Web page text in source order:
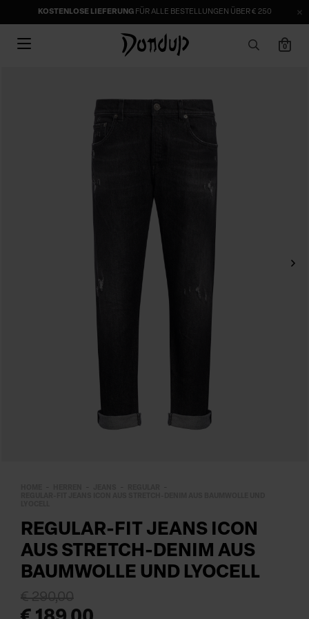
KOSTENLOSE LIEFERUNGFÜR ALLE BESTELLUNGEN ÜBER € 250
0
REGULAR-FIT JEANS ICON
AUS STRETCH-DENIM AUS
BAUMWOLLE UND LYOCELL
€ 290,00